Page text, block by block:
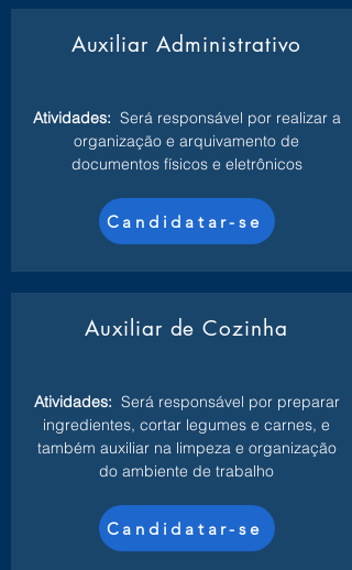
Auxiliar Administrativo
Atividades: Será responsável por realizar a
organização e arquivamento de
documentos físicos e eletrônicos
Candidatar-se
Auxiliar de Cozinha
Atividades: Será responsável por preparar
ingredientes, cortar legumes e carnes, e
também auxiliar na limpeza e organização
do ambiente de trabalho
Candidatar-se